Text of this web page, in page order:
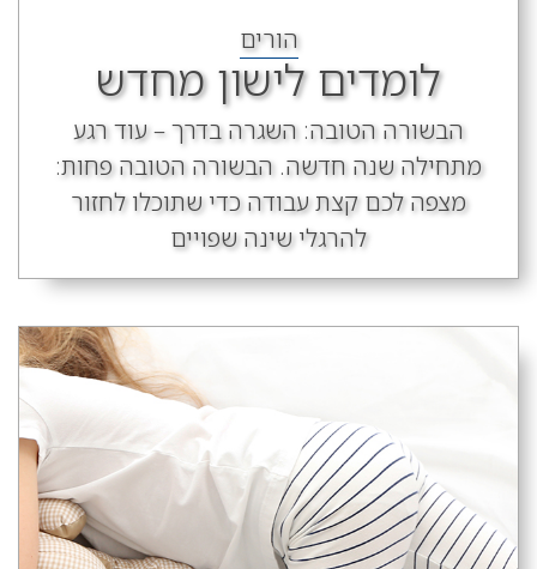
הורים
לומדים לישון מחדש
הבשורה הטובה: השגרה בדרך – עוד רגע
מתחילה שנה חדשה. הבשורה הטובה פחות:
מצפה לכם קצת עבודה כדי שתוכלו לחזור
להרגלי שינה שפויים